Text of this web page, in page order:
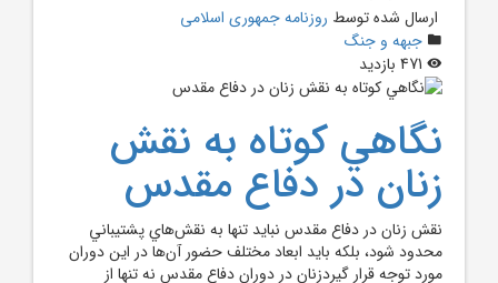
ارسال شده توسط روزنامه جمهوری اسلامی
جبهه و جنگ
نگاهي کوتاه به نقش
زنان در دفاع مقدس
نقش زنان در دفاع مقدس نبايد تنها به نقش‌هاي پشتيباني
محدود شود، بلکه بايد ابعاد مختلف حضور آن‌ها در اين دوران
مورد توجه قرار گيردزنان در دوران دفاع مقدس نه تنها از